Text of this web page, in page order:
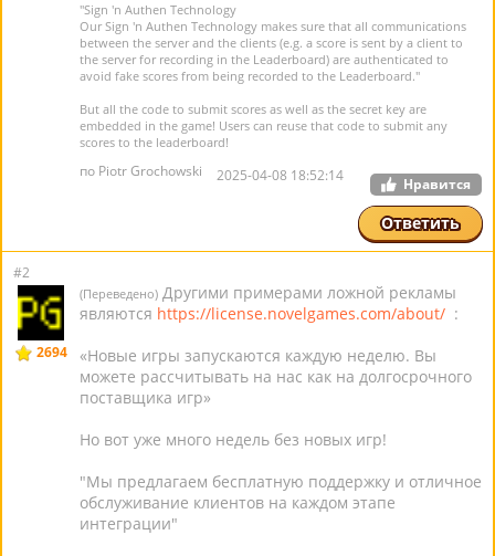
"Sign 'n Authen Technology
Our Sign 'n Authen Technology makes sure that all communications
between the server and the clients (e.g. a score is sent by a client to
the server for recording in the Leaderboard) are authenticated to
avoid fake scores from being recorded to the Leaderboard."
But all the code to submit scores as well as the secret key are
embedded in the game! Users can reuse that code to submit any
scores to the leaderboard!
по Piotr Grochowski 2025-04-08 18:52:14 Нравится
Ответить
#2
2694
(Переведено) Другими примерами ложной рекламы
являются https://license.novelgames.com/about/ :
«Новые игры запускаются каждую неделю. Вы
можете рассчитывать на нас как на долгосрочного
поставщика игр»
Но вот уже много недель без новых игр!
"Мы предлагаем бесплатную поддержку и отличное
обслуживание клиентов на каждом этапе
интеграции"